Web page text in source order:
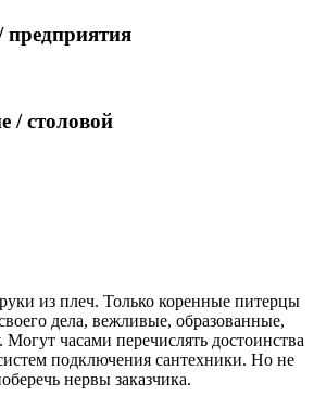
/ столовой
из плеч. Только коренные питерцы
дела, вежливые, образованные,
часами перечислять достоинства
подключения сантехники. Но не
нервы заказчика.